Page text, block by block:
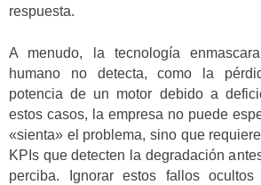
respuesta.
A menudo, la tecnología
humano no detecta, como la
potencia de un motor debido a
estos casos, la empresa no puede
«sienta» el problema, sino que
KPIs que detecten la degradación
perciba. Ignorar estos fallos